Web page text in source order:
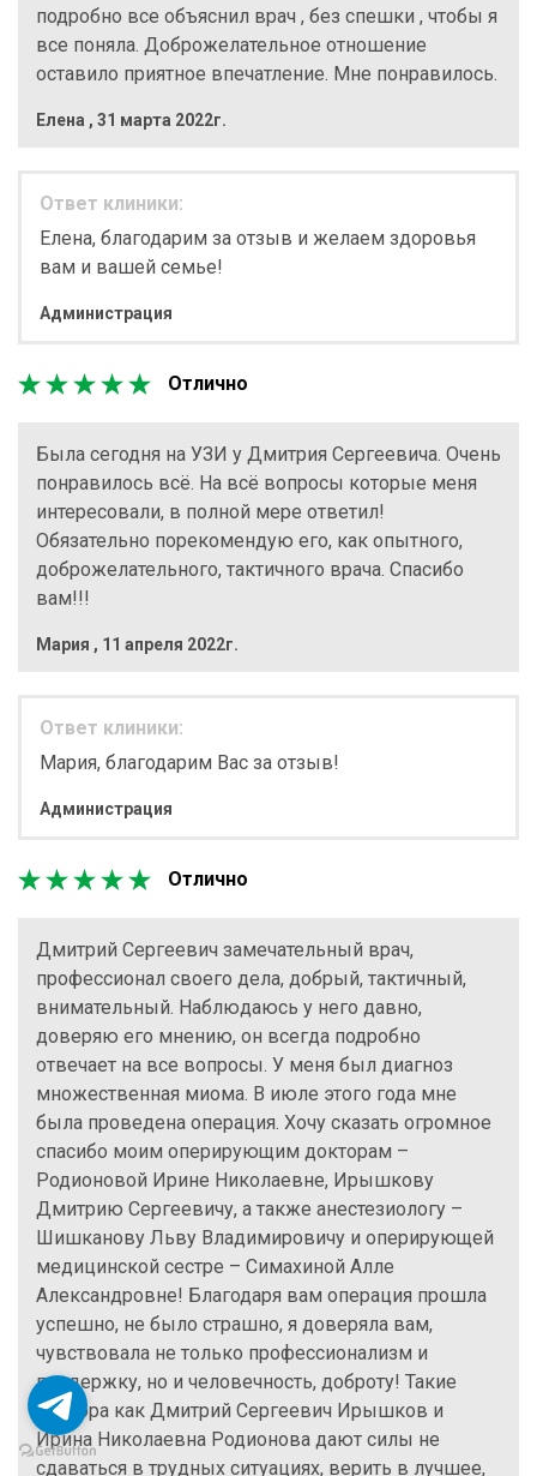
подробно все объяснил врач , без спешки , чтобы я
все поняла. Доброжелательное отношение
оставило приятное впечатление. Мне понравилось.
Елена , 31 марта 2022г.
Ответ клиники:
Елена, благодарим за отзыв и желаем здоровья
вам и вашей семье!
Администрация
Отлично
Была сегодня на УЗИ у Дмитрия Сергеевича. Очень
понравилось всё. На всё вопросы которые меня
интересовали, в полной мере ответил!
Обязательно порекомендую его, как опытного,
доброжелательного, тактичного врача. Спасибо
вам!!!
Мария , 11 апреля 2022г.
Ответ клиники:
Мария, благодарим Вас за отзыв!
Администрация
Отлично
Дмитрий Сергеевич замечательный врач,
профессионал своего дела, добрый, тактичный,
внимательный. Наблюдаюсь у него давно,
доверяю его мнению, он всегда подробно
отвечает на все вопросы. У меня был диагноз
множественная миома. В июле этого года мне
была проведена операция. Хочу сказать огромное
спасибо моим оперирующим докторам –
Родионовой Ирине Николаевне, Ирышкову
Дмитрию Сергеевичу, а также анестезиологу –
Шишканову Льву Владимировичу и оперирующей
медицинской сестре – Симахиной Алле
Александровне! Благодаря вам операция прошла
успешно, не было страшно, я доверяла вам,
чувствовала не только профессионализм и
поддержку, но и человечность, доброту! Такие
доктора как Дмитрий Сергеевич Ирышков и
Ирина Николаевна Родионова дают силы не
сдаваться в трудных ситуациях, верить в лучшее,